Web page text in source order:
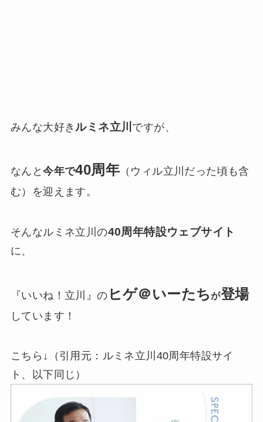
みんな大好き ルミネ立川 ですが、
なんと今年で40周年（ウィル立川だった頃も含
む）を迎えます。
そんなルミネ立川の40周年特設ウェブサイト
に、
『いいね！立川』の ヒゲ＠いーたちが登場
しています！
こちら↓（引用元：ルミネ立川40周年特設サイ
ト、以下同じ）